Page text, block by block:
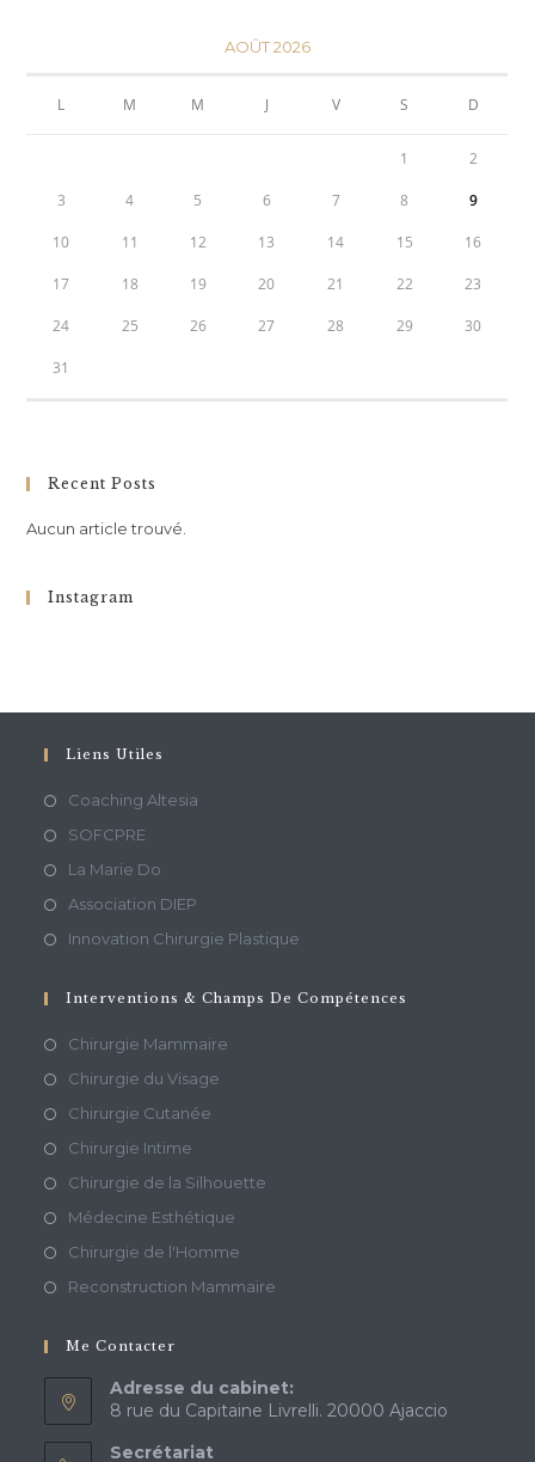
AOÛT 2026
L M M J V S D
1 2
3 4 5 6 7 8 9
10 11 12 13 14 15 16
17 18 19 20 21 22 23
24 25 26 27 28 29 30
31
Recent Posts
Aucun article trouvé.
Instagram
Liens Utiles
Coaching Altesia
SOFCPRE
La Marie Do
Association DIEP
Innovation Chirurgie Plastique
Interventions & Champs De Compétences
Chirurgie Mammaire
Chirurgie du Visage
Chirurgie Cutanée
Chirurgie Intime
Chirurgie de la Silhouette
Médecine Esthétique
Chirurgie de l'Homme
Reconstruction Mammaire
Me Contacter
Adresse du cabinet:
8 rue du Capitaine Livrelli. 20000 Ajaccio
Secrétariat